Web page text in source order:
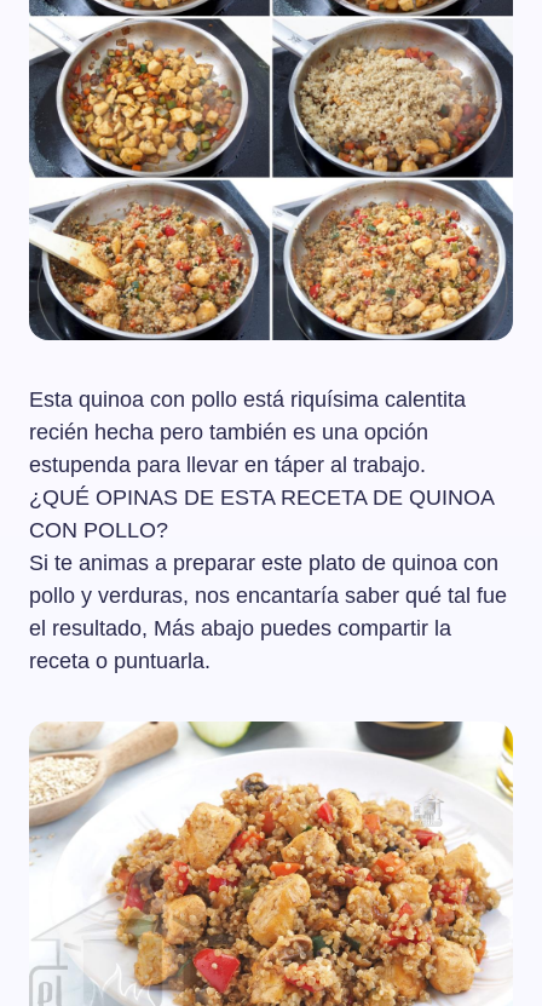
Esta quinoa con pollo está riquísima calentita
recién hecha pero también es una opción
estupenda para llevar en táper al trabajo.
¿QUÉ OPINAS DE ESTA RECETA DE QUINOA
CON POLLO?
Si te animas a preparar este plato de quinoa con
pollo y verduras, nos encantaría saber qué tal fue
el resultado, Más abajo puedes compartir la
receta o puntuarla.